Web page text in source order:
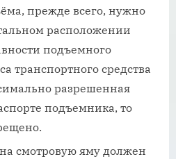
прежде всего, нужно
расположении
подъемного
транспортного средства
разрешенная
подъемника, то
смотровую яму должен